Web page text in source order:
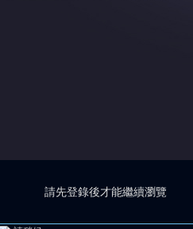
請先登錄後才能繼續瀏覽